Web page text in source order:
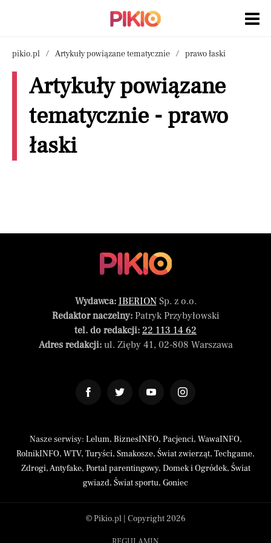
pikio.pl Artykuły powiązane tematycznie prawo łaski
Artykuły powiązane
tematycznie - prawo
łaski
Wydawca: IBERIONSp. z o.o.
Redaktor naczelny:Patryk Przybyłowski
tel. do redakcji: 22 113 14 62
Adres redakcji:ul. Zięby 41, 02-808 Warszawa
Nasze serwisy: Lelum, BiznesINFO, Pacjenci, WawaINFO,
RolnikINFO, WTV, Turyści, Smakosze, Świat zwierząt, Techgame,
Zdrogi,Antyfake, Portal parentingowy, Domek i Ogródek, Świat
gwiazd, Świat sportu, Goniec
© Pikio.pl | Copyright 2026